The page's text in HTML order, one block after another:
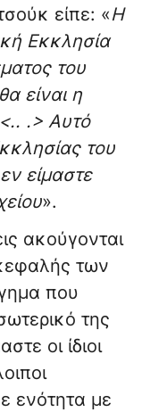
είπε: «Η
Εκκλησία
του
είναι η
.> Αυτό
του
είμαστε
».
ακούγονται
των
που
της
οι ίδιοι
ενότητα με